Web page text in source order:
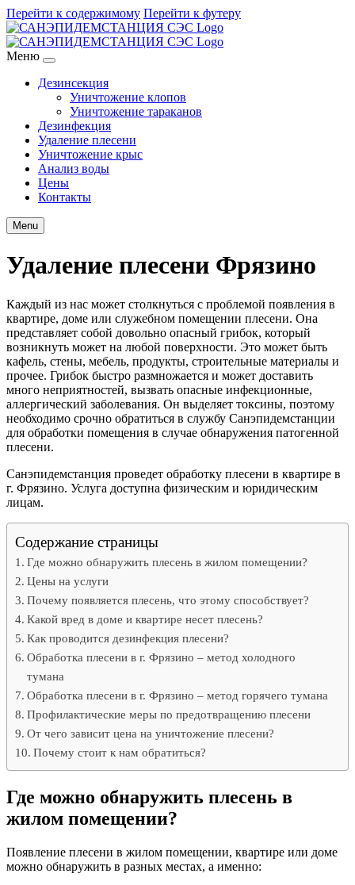
Перейти к содержимому Перейти к футеру
Меню
Дезинсекция
Уничтожение клопов
Уничтожение тараканов
Дезинфекция
Удаление плесени
Уничтожение крыс
Анализ воды
Цены
Контакты
Menu
Удаление плесени Фрязино
Каждый из нас может столкнуться с проблемой появления в
квартире, доме или служебном помещении плесени. Она
представляет собой довольно опасный грибок, который
возникнуть может на любой поверхности. Это может быть
кафель, стены, мебель, продукты, строительные материалы и
прочее. Грибок быстро размножается и может доставить
много неприятностей, вызвать опасные инфекционные,
аллергический заболевания. Он выделяет токсины, поэтому
необходимо срочно обратиться в службу Санэпидемстанции
для обработки помещения в случае обнаружения патогенной
плесени.
Санэпидемстанция проведет обработку плесени в квартире в
г. Фрязино. Услуга доступна физическим и юридическим
лицам.
Содержание страницы
Где можно обнаружить плесень в жилом помещении?
Цены на услуги
Почему появляется плесень, что этому способствует?
Какой вред в доме и квартире несет плесень?
Как проводится дезинфекция плесени?
Обработка плесени в г. Фрязино – метод холодного
тумана
Обработка плесени в г. Фрязино – метод горячего тумана
Профилактические меры по предотвращению плесени
От чего зависит цена на уничтожение плесени?
Почему стоит к нам обратиться?
Где можно обнаружить плесень в
жилом помещении?
Появление плесени в жилом помещении, квартире или доме
можно обнаружить в разных местах, а именно: